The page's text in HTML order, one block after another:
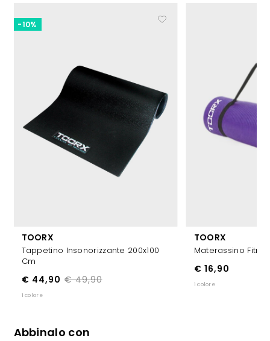
TOORX
Tappetino Insonorizzante 200x100
Cm
€ 49,90
€ 44,90
-10%
1 colore
TOORX
Materassino
€ 16,90
1 colore
Abbinalo con